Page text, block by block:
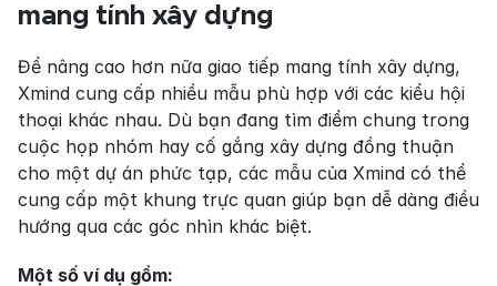
mang tính xây dựng
Để nâng cao hơn nữa giao tiếp mang tính xây dựng,
Xmind cung cấp nhiều mẫu phù hợp với các kiểu hội
thoại khác nhau. Dù bạn đang tìm điểm chung trong
cuộc họp nhóm hay cố gắng xây dựng đồng thuận
cho một dự án phức tạp, các mẫu của Xmind có thể
cung cấp một khung trực quan giúp bạn dễ dàng điều
hướng qua các góc nhìn khác biệt.
Một số ví dụ gồm: